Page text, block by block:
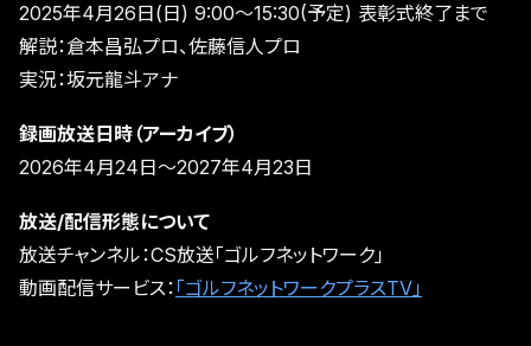
2025年4月26日(日) 9:00～15:30(予定) 表彰式終了まで
解説：倉本昌弘プロ、佐藤信人プロ
実況：坂元龍斗アナ
録画放送日時（アーカイブ）
2026年4月24日～2027年4月23日
放送/配信形態について
放送チャンネル：CS放送｢ゴルフネットワーク｣
動画配信サービス： ｢ゴルフネットワークプラスTV｣